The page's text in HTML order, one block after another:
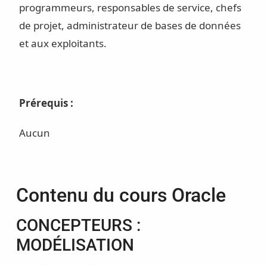
programmeurs, responsables de service, chefs
de projet, administrateur de bases de données
et aux exploitants.
Prérequis :
Aucun
Contenu du cours Oracle
CONCEPTEURS :
MODÉLISATION